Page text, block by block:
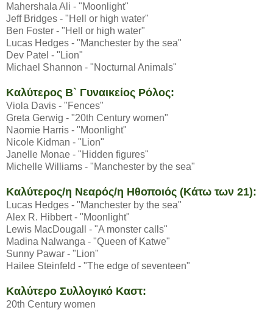
Mahershala Ali - "Moonlight"
Jeff Bridges - "Hell or high water"
Ben Foster - "Hell or high water"
Lucas Hedges - "Manchester by the sea"
Dev Patel - "Lion"
Michael Shannon - "Nocturnal Animals"
Καλύτερος Β` Γυναικείος Ρόλος:
Viola Davis - "Fences"
Greta Gerwig - "20th Century women"
Naomie Harris - "Moonlight"
Nicole Kidman - "Lion"
Janelle Monae - "Hidden figures"
Michelle Williams - "Manchester by the sea"
Καλύτερος/η Νεαρός/η Ηθοποιός (Κάτω των 21):
Lucas Hedges - "Manchester by the sea"
Alex R. Hibbert - "Moonlight"
Lewis MacDougall - "A monster calls"
Madina Nalwanga - "Queen of Katwe"
Sunny Pawar - "Lion"
Hailee Steinfeld - "The edge of seventeen"
Καλύτερο Συλλογικό Καστ:
20th Century women